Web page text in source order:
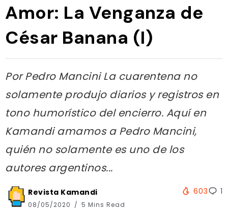
Amor: La Venganza de
César Banana (I)
Por Pedro Mancini La cuarentena no
solamente produjo diarios y registros en
tono humorístico del encierro. Aquí en
Kamandi amamos a Pedro Mancini,
quién no solamente es uno de los
autores argentinos...
Revista Kamandi
08/05/2020 5 Mins Read
603 1